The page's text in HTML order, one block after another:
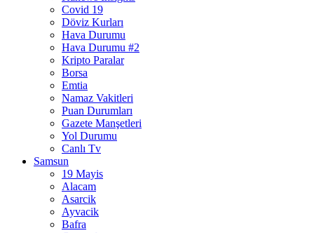
Covid 19
Döviz Kurları
Hava Durumu
Hava Durumu #2
Kripto Paralar
Borsa
Emtia
Namaz Vakitleri
Puan Durumları
Gazete Manşetleri
Yol Durumu
Canlı Tv
Samsun
19 Mayis
Alacam
Asarcik
Ayvacik
Bafra